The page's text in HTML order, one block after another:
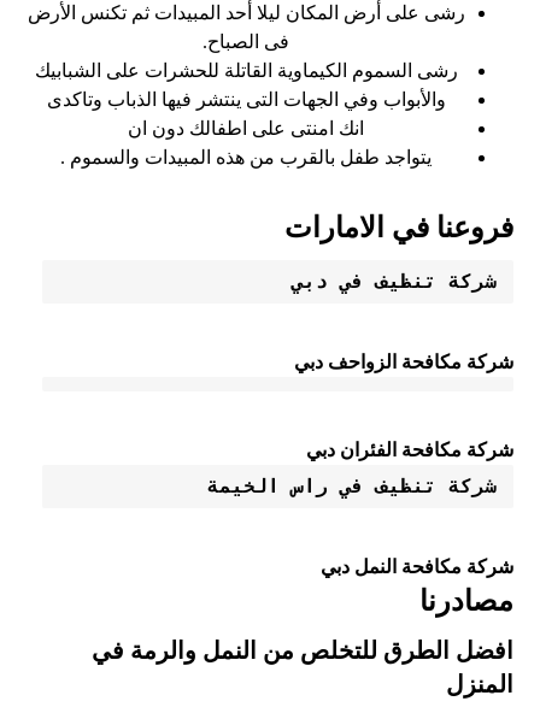
رشى على أرض المكان ليلا أحد المبيدات ثم تكنس الأرض
فى الصباح.
رشى السموم الكيماوية القاتلة للحشرات على الشبابيك
والأبواب وفي الجهات التى ينتشر فيها الذباب وتاكدى
انك امنتى على اطفالك دون ان
يتواجد طفل بالقرب من هذه المبيدات والسموم .
فروعنا في الامارات
شركة تنظيف في دبي
شركة مكافحة الزواحف دبي
شركة مكافحة الفئران دبي
شركة تنظيف في راس الخيمة
شركة مكافحة النمل دبي
مصادرنا
افضل الطرق للتخلص من النمل والرمة في
المنزل